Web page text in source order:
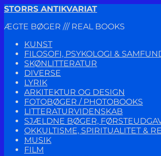
Spring
navigation
Spring
indhold
STORRS ANTIKVARIAT
ÆGTE BØGER /// REAL BOOKS
KUNST
FILOSOFI, PSYKOLOGI &
SKØNLITTERATUR
DIVERSE
LYRIK
ARKITEKTUR OG DESIGN
FOTOBØGER / PHOTOBOOKS
LITTERATURVIDENSKAB
SJÆLDNE BØGER,
OKKULTISME, SPIRITUALITET &
MUSIK
FILM